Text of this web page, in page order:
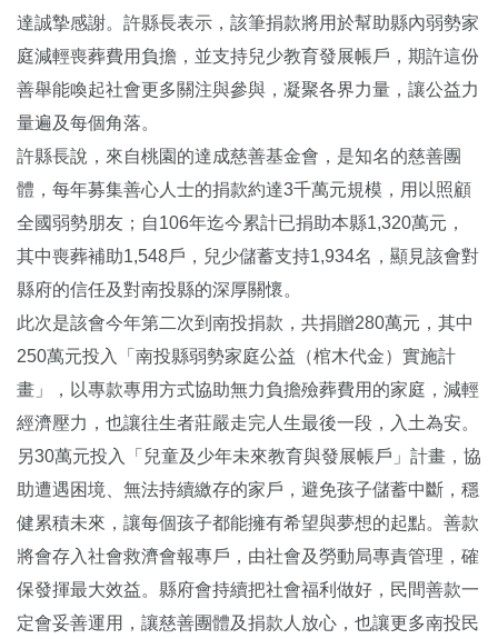
達誠摯感謝。許縣長表示，該筆捐款將用於幫助縣內弱勢家
庭減輕喪葬費用負擔，並支持兒少教育發展帳戶，期許這份
善舉能喚起社會更多關注與參與，凝聚各界力量，讓公益力
量遍及每個角落。
許縣長說，來自桃園的達成慈善基金會，是知名的慈善團
體，每年募集善心人士的捐款約達3千萬元規模，用以照顧
全國弱勢朋友；自106年迄今累計已捐助本縣1,320萬元，
其中喪葬補助1,548戶，兒少儲蓄支持1,934名，顯見該會對
縣府的信任及對南投縣的深厚關懷。
此次是該會今年第二次到南投捐款，共捐贈280萬元，其中
250萬元投入「南投縣弱勢家庭公益（棺木代金）實施計
畫」，以專款專用方式協助無力負擔殮葬費用的家庭，減輕
經濟壓力，也讓往生者莊嚴走完人生最後一段，入土為安。
另30萬元投入「兒童及少年未來教育與發展帳戶」計畫，協
助遭遇困境、無法持續繳存的家戶，避免孩子儲蓄中斷，穩
健累積未來，讓每個孩子都能擁有希望與夢想的起點。善款
將會存入社會救濟會報專戶，由社會及勞動局專責管理，確
保發揮最大效益。縣府會持續把社會福利做好，民間善款一
定會妥善運用，讓慈善團體及捐款人放心，也讓更多南投民